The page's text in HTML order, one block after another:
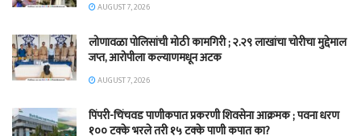
AUGUST 7, 2026
लोणावळा पोलिसांची मोठी कामगिरी ; २.२९ लाखांचा चोरीचा मुद्देमाल
जप्त, आरोपीला कल्याणमधून अटक
AUGUST 7, 2026
पिंपरी-चिंचवड पाणीकपात प्रकरणी शिवसेना आक्रमक ; पवना धरण
१०० टक्के भरले तरी १५ टक्के पाणी कपात का?